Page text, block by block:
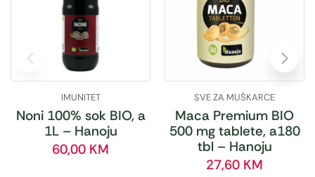
IMUNITET
Noni 100% sok BIO, a
1L – Hanoju
60,00 KM
SVE ZA MUŠKARCE
Maca Premium BIO
500 mg tablete, a180
tbl – Hanoju
27,60 KM